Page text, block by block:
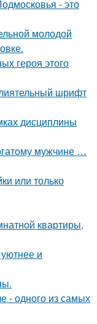
- это
молодой
героя этого
шрифт
дисциплины
мужчине …
или только
квартиры,
и
- одного из самых